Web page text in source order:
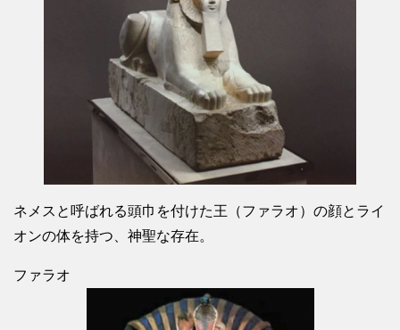
ネメスと呼ばれる頭巾を付けた王（ファラオ）の顔とライ
オンの体を持つ、神聖な存在。
ファラオ